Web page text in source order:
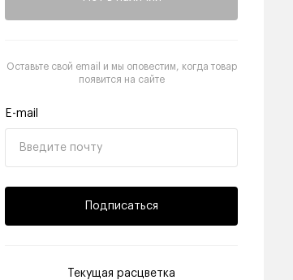
Оставьте свой email и мы оповестим, когда товар
появится на сайте
E-mail
Подписаться
Текущая расцветка